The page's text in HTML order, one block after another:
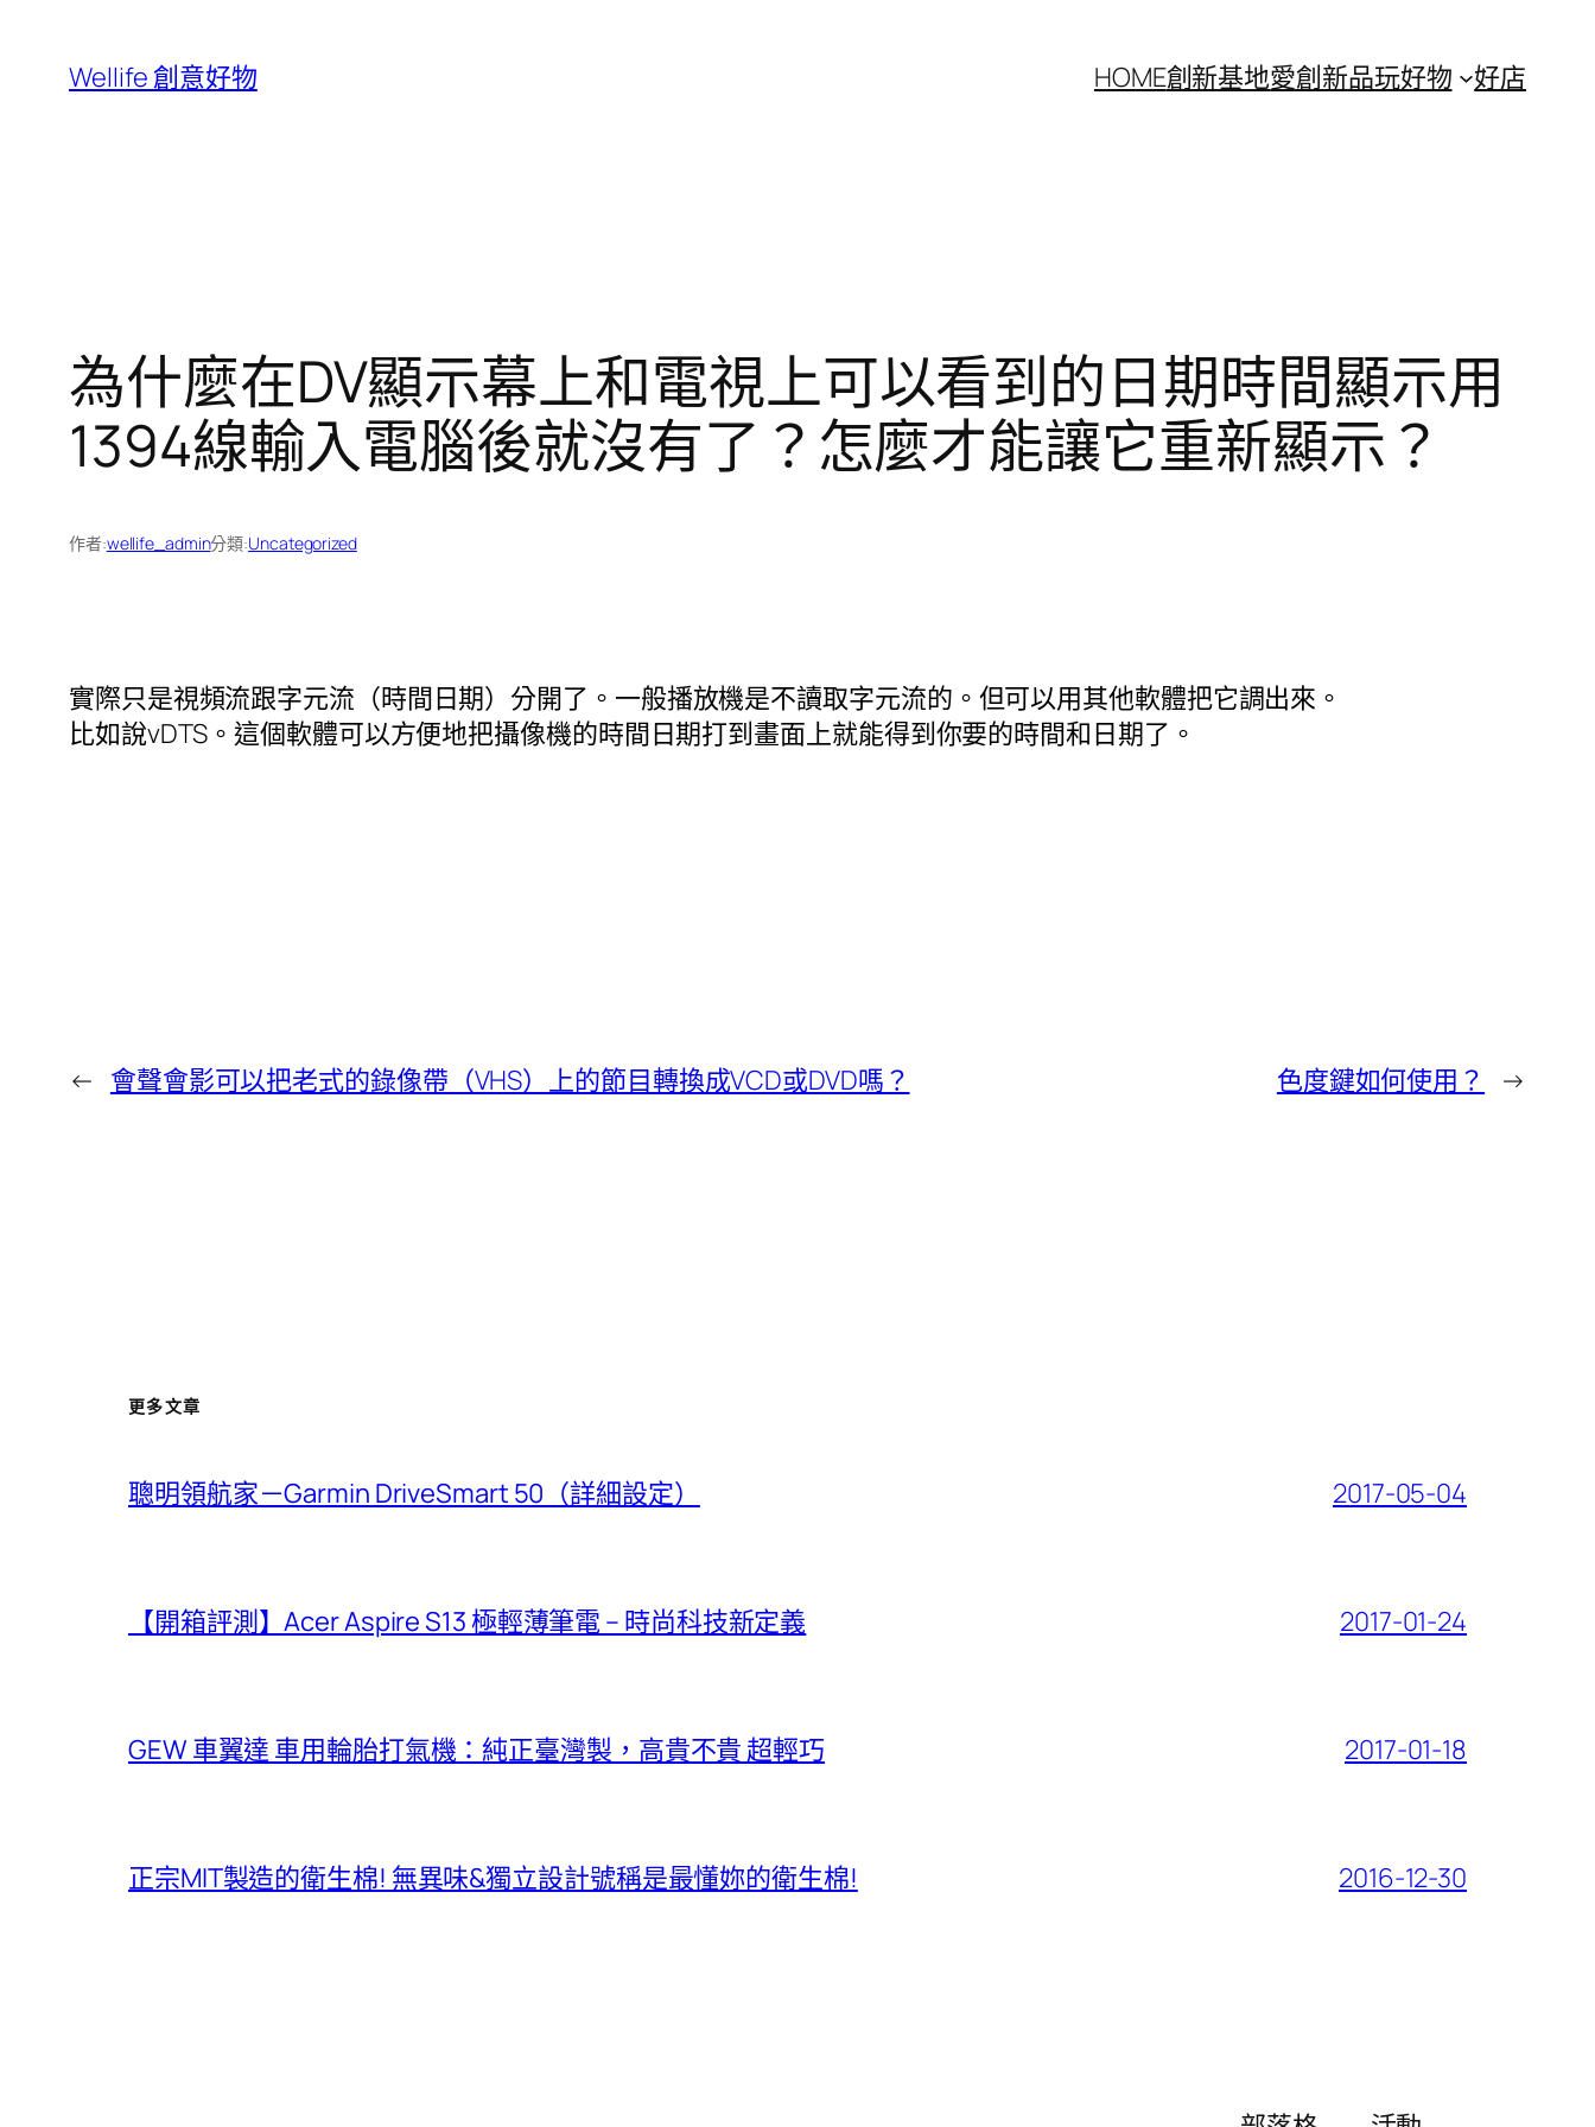
Wellife 創意好物 HOME創新基地愛創新品玩好物 好店
為什麼在DV顯示幕上和電視上可以看到的日期時間顯示用
1394線輸入電腦後就沒有了？怎麼才能讓它重新顯示？
作者:wellife_admin分類:Uncategorized
實際只是視頻流跟字元流（時間日期）分開了。一般播放機是不讀取字元流的。但可以用其他軟體把它調出來。
比如說vDTS。這個軟體可以方便地把攝像機的時間日期打到畫面上就能得到你要的時間和日期了。
← 會聲會影可以把老式的錄像帶（VHS）上的節目轉換成VCD或DVD嗎？ 色度鍵如何使用？ →
更多文章
聰明領航家－Garmin DriveSmart 50（詳細設定） 2017-05-04
【開箱評測】Acer Aspire S13 極輕薄筆電 – 時尚科技新定義 2017-01-24
GEW 車翼達 車用輪胎打氣機：純正臺灣製，高貴不貴 超輕巧 2017-01-18
正宗MIT製造的衛生棉! 無異味&獨立設計號稱是最懂妳的衛生棉! 2016-12-30